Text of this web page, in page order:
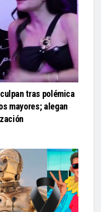
tras polémica
mayores; alegan